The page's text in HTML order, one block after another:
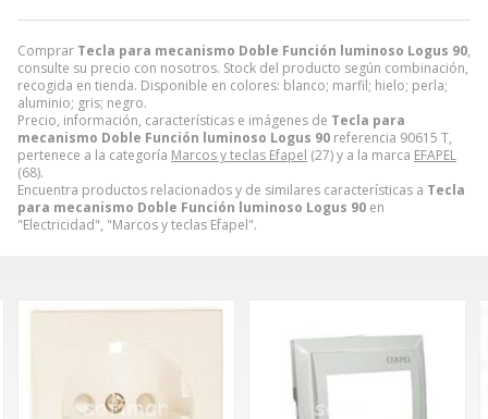
Comprar Tecla para mecanismo Doble Función luminoso Logus 90,
consulte su precio con nosotros. Stock del producto según combinación,
recogida en tienda. Disponible en colores: blanco; marfil; hielo; perla;
aluminio; gris; negro.
Precio, información, características e imágenes de Tecla para
mecanismo Doble Función luminoso Logus 90 referencia 90615 T,
pertenece a la categoría Marcos y teclas Efapel (27) y a la marca EFAPEL
(68).
Encuentra productos relacionados y de similares características a Tecla
para mecanismo Doble Función luminoso Logus 90 en
"Electricidad", "Marcos y teclas Efapel".